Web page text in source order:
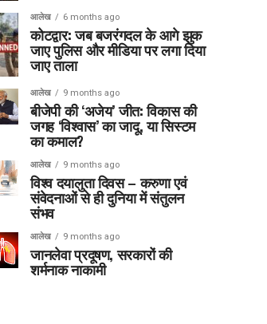
आलेख 6 months ago
कोटद्वार: जब बजरंगदल के आगे झुक
जाए पुलिस और मीडिया पर लगा दिया
जाए ताला
आलेख 9 months ago
बीजेपी की ‘अजेय’ जीत: विकास की
जगह ‘विश्वास’ का जादू, या सिस्टम
का कमाल?
आलेख 9 months ago
विश्व दयालुता दिवस – करुणा एवं
संवेदनाओं से ही दुनिया में संतुलन
संभव
आलेख 9 months ago
जानलेवा प्रदूषण, सरकारों की
शर्मनाक नाकामी